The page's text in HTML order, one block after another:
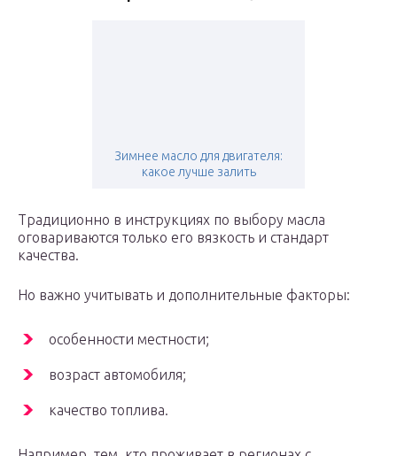
Зимнее масло для двигателя:
какое лучше залить
Традиционно в инструкциях по выбору масла
оговариваются только его вязкость и стандарт
качества.
Но важно учитывать и дополнительные факторы:
особенности местности;
возраст автомобиля;
качество топлива.